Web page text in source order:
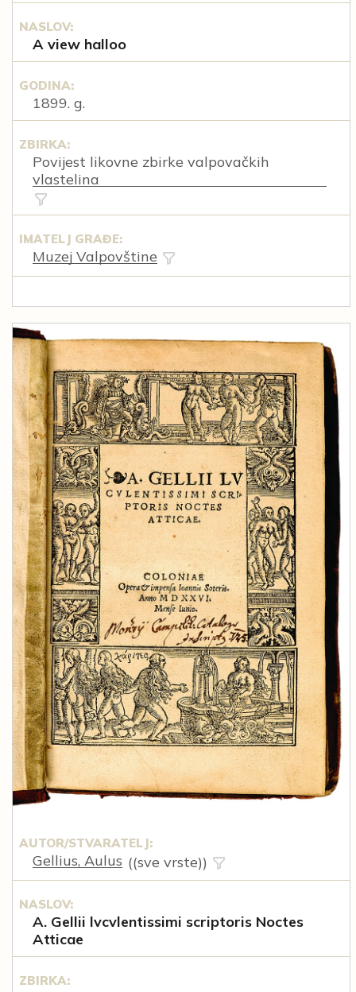
NASLOV:
A view halloo
GODINA:
1899. g.
ZBIRKA:
Povijest likovne zbirke valpovačkih
vlastelina
IMATELJ GRAĐE:
Muzej Valpovštine
AUTOR/STVARATELJ:
Gellius, Aulus ((sve vrste))
NASLOV:
A. Gellii lvcvlentissimi scriptoris Noctes
Atticae
ZBIRKA: